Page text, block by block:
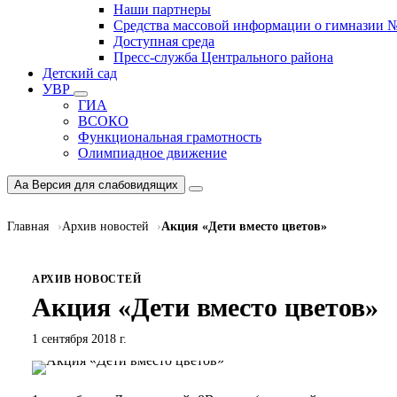
Наши партнеры
Средства массовой информации о гимназии
Доступная среда
Пресс-служба Центрального района
Детский сад
УВР
ГИА
ВСОКО
Функциональная грамотность
Олимпиадное движение
Aa Версия для слабовидящих
Главная Архив новостей Акция «Дети вместо цветов»
АРХИВ НОВОСТЕЙ
Акция «Дети вместо цветов»
1 сентября 2018 г.